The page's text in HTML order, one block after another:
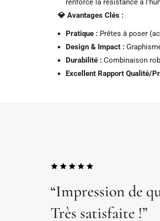
renforce la résistance à
💎 Avantages Clés :
Pratique : Prêtes à poser
Design & Impact :
Durabilité : Combinaison
Excellent Rapport Qualité/
“Impression de
Très satisfaite !”